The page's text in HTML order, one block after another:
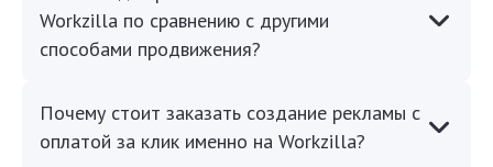
Workzilla по сравнению с другими
способами продвижения?
Почему стоит заказать создание рекламы с
оплатой за клик именно на Workzilla?